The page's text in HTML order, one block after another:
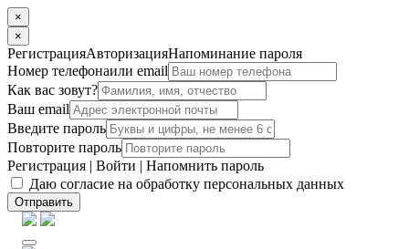
×
×
РегистрацияАвторизацияНапоминание пароля
Номер телефонаили email
Как вас зовут?
Ваш email
Введите пароль
Повторите пароль
Регистрация | Войти | Напомнить пароль
Даю согласие на обработку персональных данных
Отправить